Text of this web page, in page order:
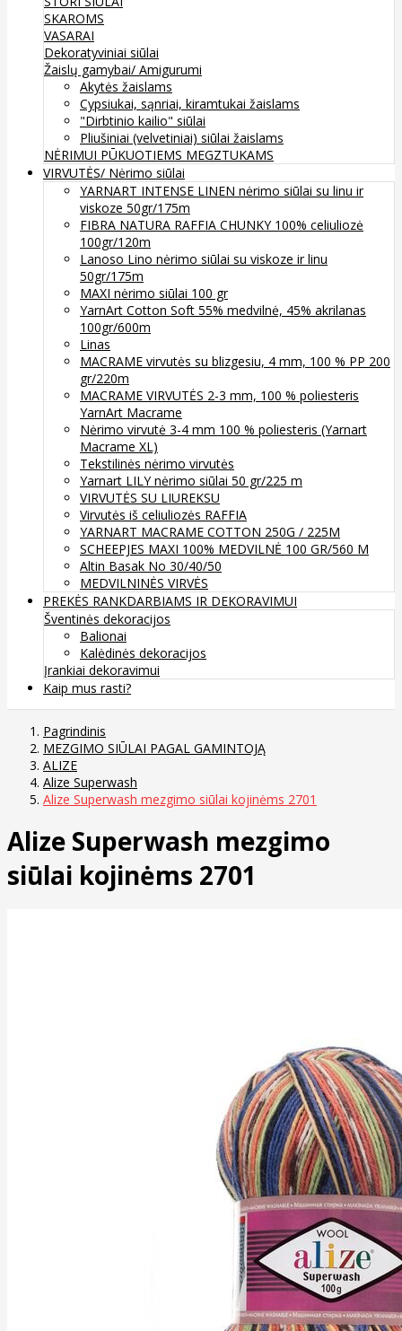
SKAROMS
VASARAI
Dekoratyviniai siūlai
Žaislų gamybai/ Amigurumi
Akytės žaislams
Cypsiukai, sąnriai, kiramtukai žaislams
"Dirbtinio kailio" siūlai
Pliušiniai (velvetiniai) siūlai žaislams
NĖRIMUI PŪKUOTIEMS MEGZTUKAMS
VIRVUTĖS/ Nėrimo siūlai
YARNART INTENSE LINEN nėrimo siūlai su linu ir
viskoze 50gr/175m
FIBRA NATURA RAFFIA CHUNKY 100% celiuliozė
100gr/120m
Lanoso Lino nėrimo siūlai su viskoze ir linu
50gr/175m
MAXI nėrimo siūlai 100 gr
YarnArt Cotton Soft 55% medvilnė, 45% akrilanas
100gr/600m
Linas
MACRAME virvutės su blizgesiu, 4 mm, 100 % PP 200
gr/220m
MACRAME VIRVUTĖS 2-3 mm, 100 % poliesteris
YarnArt Macrame
Nėrimo virvutė 3-4 mm 100 % poliesteris (Yarnart
Macrame XL)
Tekstilinės nėrimo virvutės
Yarnart LILY nėrimo siūlai 50 gr/225 m
VIRVUTĖS SU LIUREKSU
Virvutės iš celiuliozės RAFFIA
YARNART MACRAME COTTON 250G / 225M
SCHEEPJES MAXI 100% MEDVILNĖ 100 GR/560 M
Altin Basak No 30/40/50
MEDVILNINĖS VIRVĖS
PREKĖS RANKDARBIAMS IR DEKORAVIMUI
Šventinės dekoracijos
Balionai
Kalėdinės dekoracijos
Įrankiai dekoravimui
Kaip mus rasti?
Pagrindinis
MEZGIMO SIŪLAI PAGAL GAMINTOJĄ
ALIZE
Alize Superwash
Alize Superwash mezgimo siūlai kojinėms 2701
Alize Superwash mezgimo
siūlai kojinėms 2701